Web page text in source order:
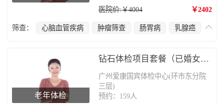
医院价:￥4004
￥2402
筛查： 心脑血管疾病 肿瘤筛查 肠胃病
乳腺癌
骨质疏松
老年体检
钻石体检项目套餐（已婚女性）
广州爱康国宾体检中心(环市东分院
三层)
预约：159人